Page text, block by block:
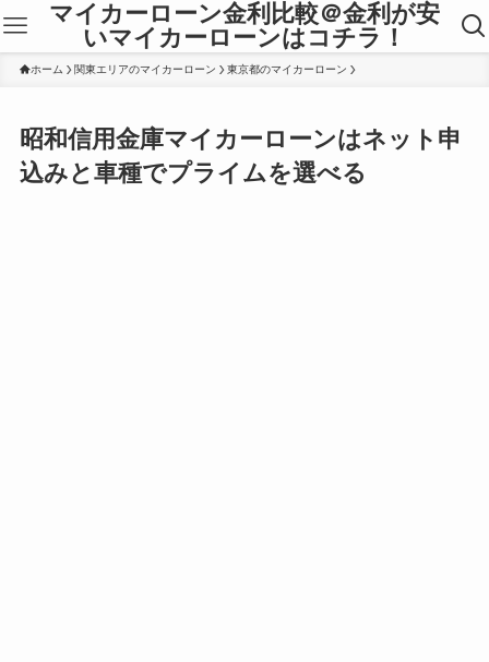
マイカーローン金利比較＠金利が安
いマイカーローンはコチラ！
ホーム 関東エリアのマイカーローン 東京都のマイカーローン
昭和信用金庫マイカーローンはネット申
込みと車種でプライムを選べる